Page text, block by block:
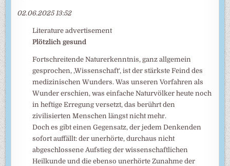
02.06.2025 13:52
Literature advertisement
Plötzlich gesund
Fortschreitende Naturerkenntnis, ganz allgemein
gesprochen, ‚Wissenschaft‘, ist der stärkste Feind des
medizinischen Wunders. Was unseren Vorfahren als
Wunder erschien, was einfache Naturvölker heute noch
in heftige Erregung versetzt, das berührt den
zivilisierten Menschen längst nicht mehr.
Doch es gibt einen Gegensatz, der jedem Denkenden
sofort auffällt: der unerhörte, durchaus nicht
abgeschlossene Aufstieg der wissenschaftlichen
Heilkunde und die ebenso unerhörte Zunahme der